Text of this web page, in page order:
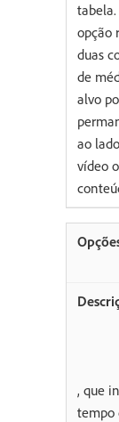
tabela.
opção
duas
de
alvo
ao
vídeo
, que
tempo